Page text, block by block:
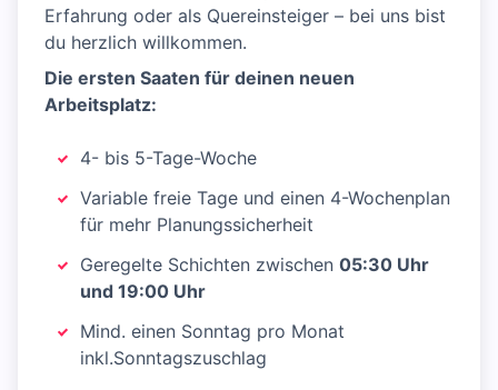
Erfahrung oder als Quereinsteiger – bei uns bist
du herzlich willkommen.
Die ersten Saaten für deinen neuen
Arbeitsplatz:
4- bis 5-Tage-Woche
Variable freie Tage und einen 4-Wochenplan
für mehr Planungssicherheit
Geregelte Schichten zwischen 05:30 Uhr
und 19:00 Uhr
Mind. einen Sonntag pro Monat
inkl.Sonntagszuschlag